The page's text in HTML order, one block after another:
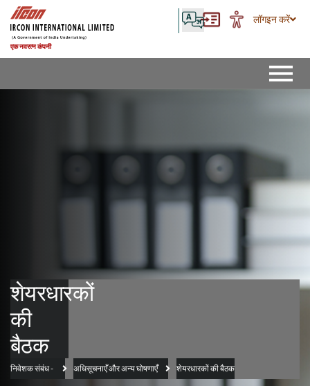
एक नवरत्न कंपनी
लॉगइन करें
शेयरधारकों
की
बैठक
निवेशक संबंध- अधिसूचनाएँ और अन्य घोषणाएँ शेयरधारकों की बैठक